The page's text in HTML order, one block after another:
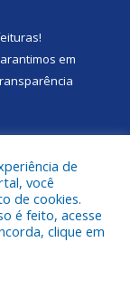
!
em
de Portel.
de
você
de cookies.
é feito, acesse
clique em